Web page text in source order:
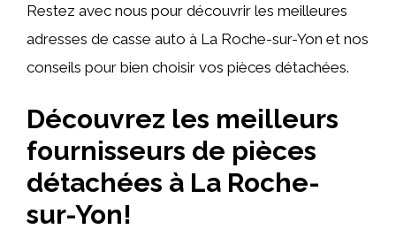
Restez avec nous pour découvrir les meilleures
adresses de casse auto à La Roche-sur-Yon et nos
conseils pour bien choisir vos pièces détachées.
Découvrez les meilleurs
fournisseurs de pièces
détachées à La Roche-
sur-Yon!